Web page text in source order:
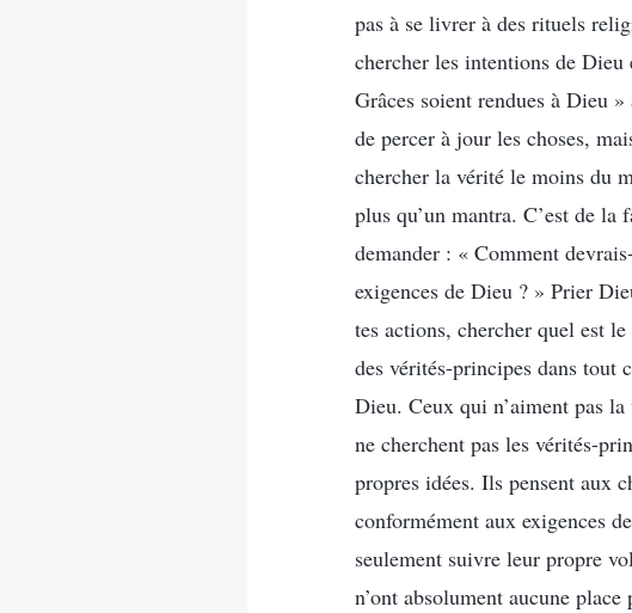
pas à se livrer à des rituels
chercher les intentions de
Grâces soient rendues à Dieu
de percer à jour les choses,
chercher la vérité le moins du
plus qu’un mantra. C’est de
demander : « Comment
exigences de Dieu ? » Prier
tes actions, chercher quel est
des vérités-principes dans
Dieu. Ceux qui n’aiment pas
ne cherchent pas les vérités-
propres idées. Ils pensent aux
conformément aux exigences
seulement suivre leur propre
n’ont absolument aucune